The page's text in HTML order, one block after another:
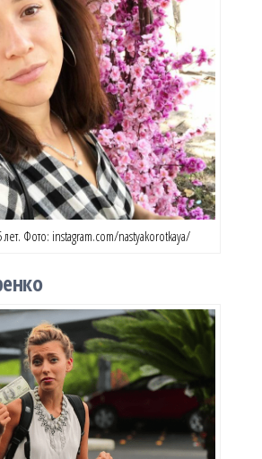
лет. Фото: instagram.com/nastyakorotkaya/